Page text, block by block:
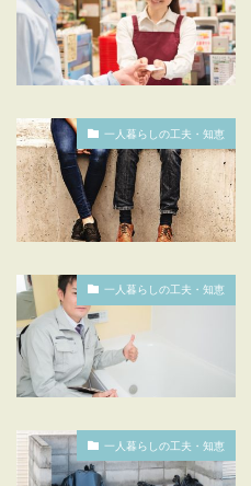
一人暮らしの工夫・知恵
一人暮らしの工夫・知恵
一人暮らしの工夫・知恵